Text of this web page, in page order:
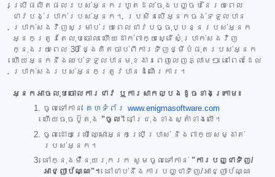
ប្រើផលិតផលរបស់អ្នករហូតដល់ចុងបញ្ចប់នៃរយៈពេល
ជាវបង់ប្រាក់របស់អ្នក។ ប្រសិនបើអ្នកចង់ទទួលបាន
ប្រាក់សងវិញសម្រាប់រយៈពេលជាវបច្ចុប្បន្នរបស់អ្នក
អ្នកត្រូវតែលុបចោល ហើយដាក់ពាក្យស្នើសុំប្រាក់សងវិញ
ក្នុងរយៈពេល 30 ថ្ងៃគិតចាប់ពីការទិញថ្មីបំផុតរបស់អ្នក
ហើយអ្នកនឹងឈប់ទទួលបានមុខងារពេញលេញភ្លាមៗ នៅពេលដែល
ប្រាក់សងរបស់អ្នកត្រូវបានដំណើរការ។
អ្នកអាចលុបចោលការជាវ ឬការសាកល្បងដូចខាងក្រោម៖
ចូលទៅកាន់ គេហទំព័រ www.enigmasoftware.com
ហើយចុចប៊ូតុង "ចូល" នៅជ្រុងខាងស្តាំខាងលើ។
ចូលដោយប្រើឈ្មោះអ្នកប្រើប្រាស់ និងពាក្យសម្ងាត់
របស់អ្នក។
នៅក្នុងម៉ឺនុយរុករក សូមចូលទៅកាន់ "ការបញ្ជាទិញ/
អាជ្ញាប័ណ្ណ"។ នៅជាប់នឹងការបញ្ជាទិញ/អាជ្ញាប័ណ្ណ